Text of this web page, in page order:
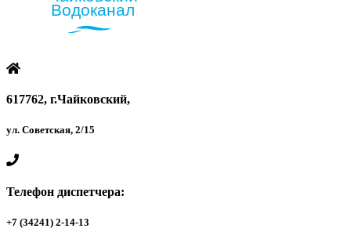
617762, г.Чайковский,
ул. Советская, 2/15
Телефон диспетчера:
+7 (34241) 2-14-13